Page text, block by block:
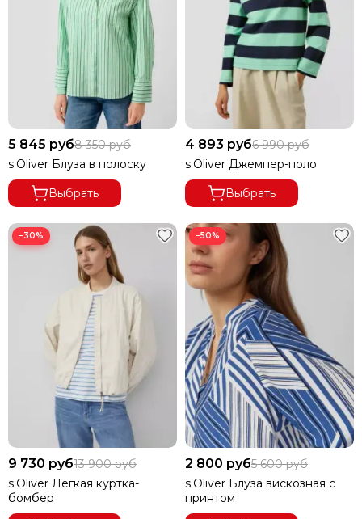
5 845 руб8 350 руб
s.Oliver Блуза в полоску
Выбрать
4 893 руб6 990 руб
s.Oliver Джемпер-поло
Выбрать
−30%
9 730 руб13 900 руб
s.Oliver Легкая куртка-
бомбер
−50%
2 800 руб5 600 руб
s.Oliver Блуза вискозная с
принтом